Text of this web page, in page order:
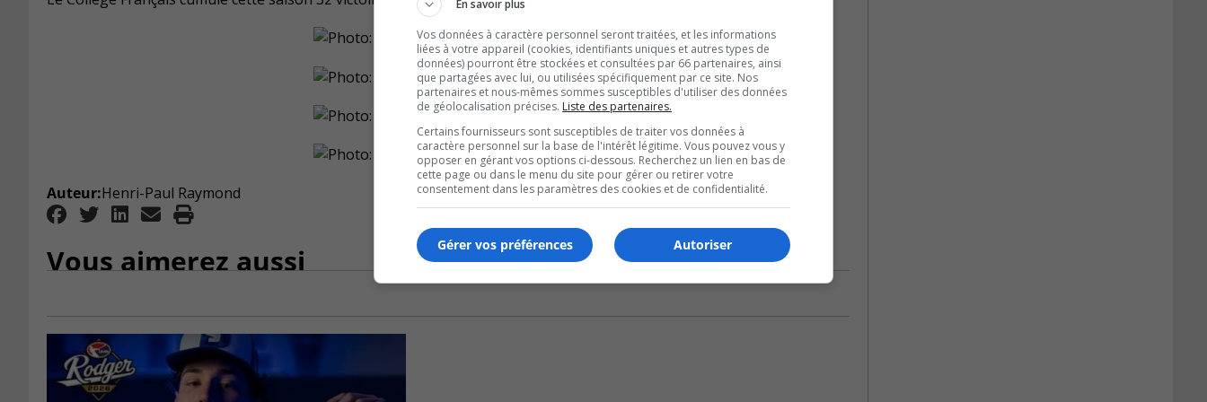
Auteur:Henri-Paul Raymond
Vous aimerez aussi
En savoir plus
Vos données à caractère personnel seront traitées, et les informations
liées à votre appareil (cookies, identifiants uniques et autres types de
données) pourront être stockées et consultées par 66 partenaires, ainsi
que partagées avec lui, ou utilisées spécifiquement par ce site. Nos
partenaires et nous-mêmes sommes susceptibles d'utiliser des données
de géolocalisation précises. Liste des partenaires.
Certains fournisseurs sont susceptibles de traiter vos données à
caractère personnel sur la base de l'intérêt légitime. Vous pouvez vous y
opposer en gérant vos options ci-dessous. Recherchez un lien en bas de
cette page ou dans le menu du site pour gérer ou retirer votre
consentement dans les paramètres des cookies et de confidentialité.
Autoriser
Gérer vos préférences